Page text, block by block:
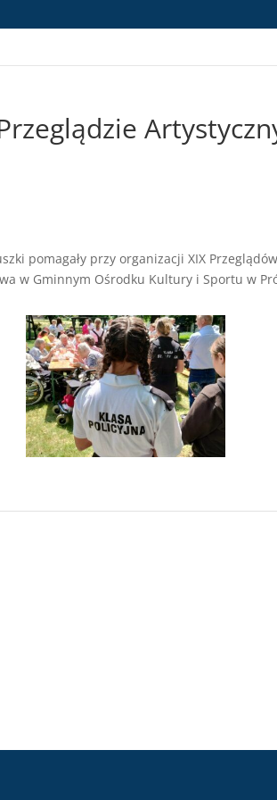
pomagały przy organizacji XIX
w Gminnym Ośrodku Kultury i Sportu w